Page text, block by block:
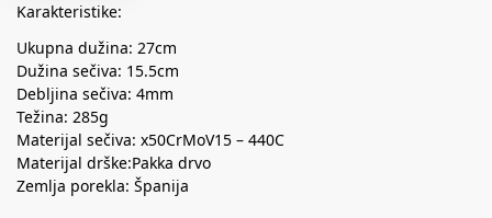
Karakteristike:
Ukupna dužina: 27cm
Dužina sečiva: 15.5cm
Debljina sečiva: 4mm
Težina: 285g
Materijal sečiva: x50CrMoV15 – 440C
Materijal drške:Pakka drvo
Zemlja porekla: Španija